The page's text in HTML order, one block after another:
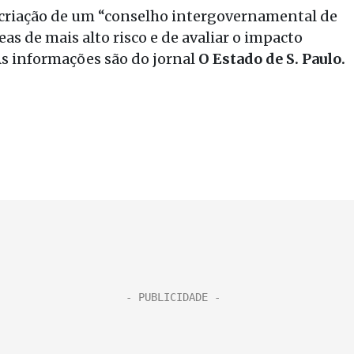
de um “conselho intergovernamental de
de mais alto risco e de avaliar o impacto
informações são do jornal O Estado de S. Paulo.